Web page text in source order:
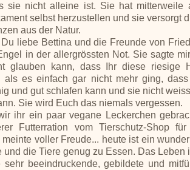
sie nicht alleine ist. Sie hat mitterweile
selbst herzustellen und sie versorgt
aus der Natur.
liebe Bettina und die Freunde von
in der allergrössten Not. Sie sagte
glauben kann, dass Ihr diese riesige
als es einfach gar nicht mehr ging,
und gut schlafen kann und sie nicht
Sie wird Euch das niemals vergessen.
ihr ein paar vegane Leckerchen
Futterration vom Tierschutz-Shop
voller Freude... heute ist ein
und die Tiere genug zu Essen. Das Leben
beeindruckende, gebildete und